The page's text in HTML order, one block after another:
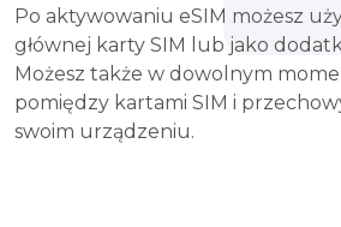
Po aktywowaniu eSIM możesz
głównej karty SIM lub jako
Możesz także w dowolnym
pomiędzy kartami SIM i
swoim urządzeniu.